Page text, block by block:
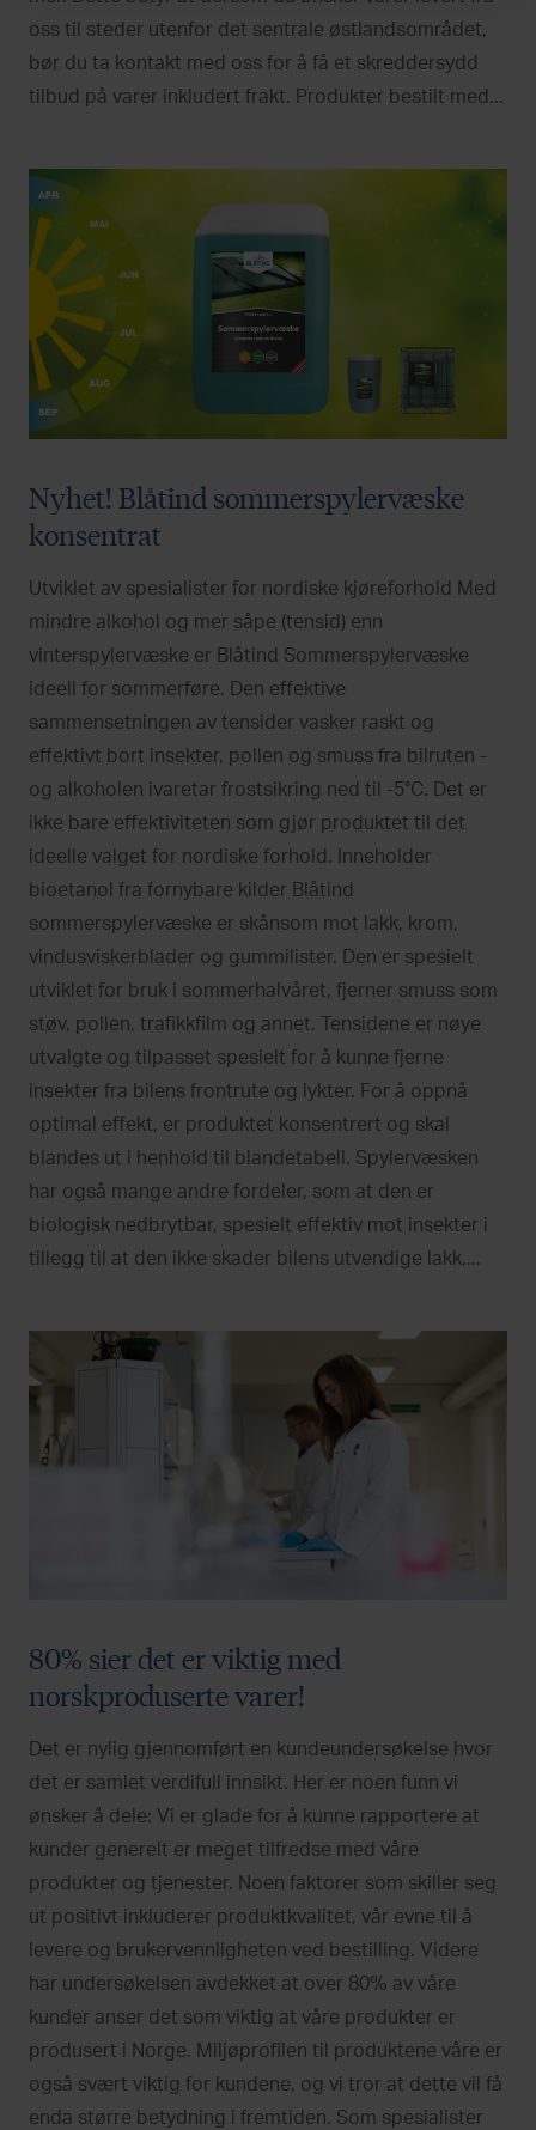
oss til steder utenfor det sentrale østlandsområdet,
bør du ta kontakt med oss for å få et skreddersydd
tilbud på varer inkludert frakt. Produkter bestilt med...
Nyhet! Blåtind sommerspylervæske
konsentrat
Utviklet av spesialister for nordiske kjøreforhold Med
mindre alkohol og mer såpe (tensid) enn
vinterspylervæske er Blåtind Sommerspylervæske
ideell for sommerføre. Den effektive
sammensetningen av tensider vasker raskt og
effektivt bort insekter, pollen og smuss fra bilruten -
og alkoholen ivaretar frostsikring ned til -5°C. Det er
ikke bare effektiviteten som gjør produktet til det
ideelle valget for nordiske forhold. Inneholder
bioetanol fra fornybare kilder Blåtind
sommerspylervæske er skånsom mot lakk, krom,
vindusviskerblader og gummilister. Den er spesielt
utviklet for bruk i sommerhalvåret, fjerner smuss som
støv, pollen, trafikkfilm og annet. Tensidene er nøye
utvalgte og tilpasset spesielt for å kunne fjerne
insekter fra bilens frontrute og lykter. For å oppnå
optimal effekt, er produktet konsentrert og skal
blandes ut i henhold til blandetabell. Spylervæsken
har også mange andre fordeler, som at den er
biologisk nedbrytbar, spesielt effektiv mot insekter i
tillegg til at den ikke skader bilens utvendige lakk,...
80% sier det er viktig med
norskproduserte varer!
Det er nylig gjennomført en kundeundersøkelse hvor
det er samlet verdifull innsikt. Her er noen funn vi
ønsker å dele: Vi er glade for å kunne rapportere at
kunder generelt er meget tilfredse med våre
produkter og tjenester. Noen faktorer som skiller seg
ut positivt inkluderer produktkvalitet, vår evne til å
levere og brukervennligheten ved bestilling. Videre
har undersøkelsen avdekket at over 80% av våre
kunder anser det som viktig at våre produkter er
produsert i Norge. Miljøprofilen til produktene våre er
også svært viktig for kundene, og vi tror at dette vil få
enda større betydning i fremtiden. Som spesialister